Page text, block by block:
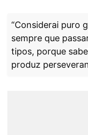
“Considerai puro
sempre que
tipos, porque
produz